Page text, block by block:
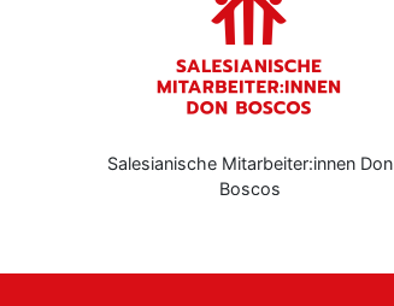
Salesianische Mitarbeiter:innen Don
Boscos